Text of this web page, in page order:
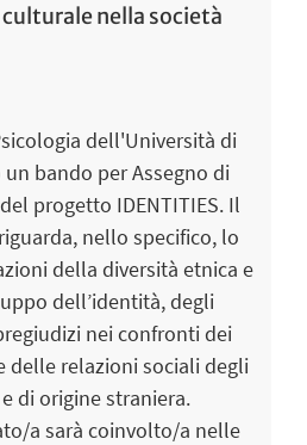
nella società
dell'Università di
bando per Assegno di
progetto IDENTITIES. Il
nello specifico, lo
della diversità etnica e
dell’identità, degli
nei confronti dei
delle relazioni sociali degli
di origine straniera.
a sarà coinvolto/a nelle